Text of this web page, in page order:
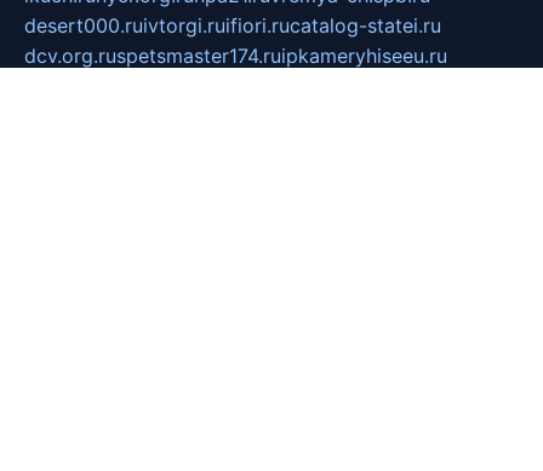
desert000.ruivtorgi.ruifiori.rucatalog-statei.ru
dcv.org.ruspetsmaster174.ruipkameryhiseeu.ru